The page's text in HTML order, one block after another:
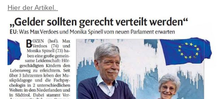
Hier der Artikel.